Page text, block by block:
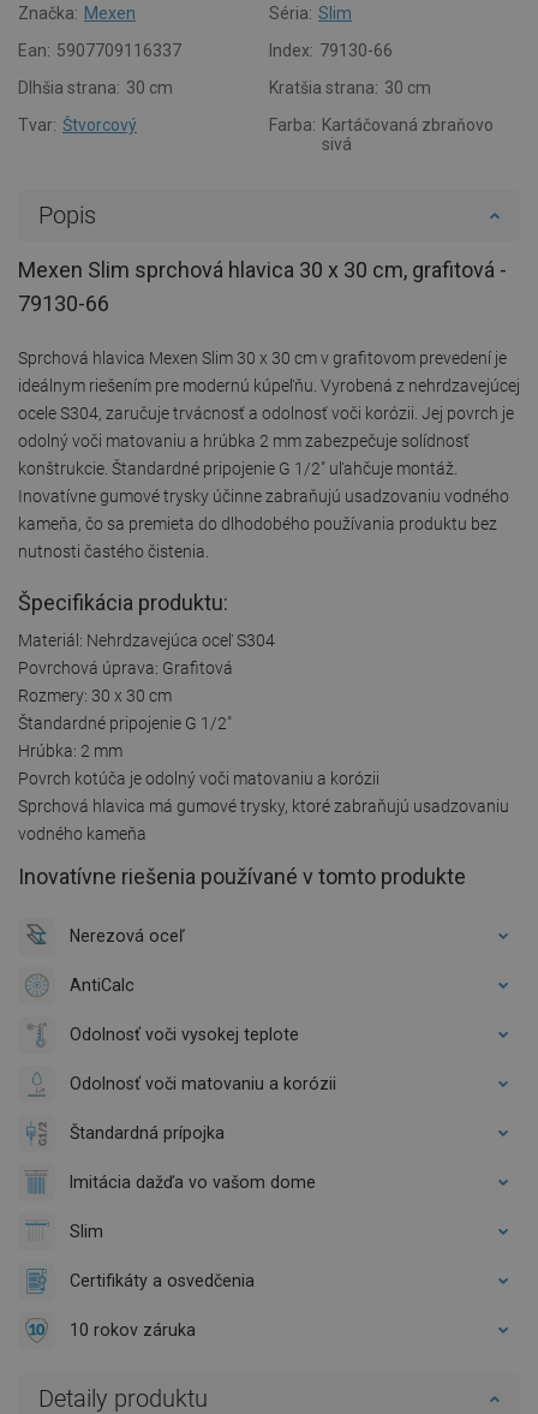
Značka: Mexen Séria: Slim
Ean: 5907709116337 Index: 79130-66
Dlhšia strana: 30 cm Kratšia strana: 30 cm
Tvar: Štvorcový Farba: Kartáčovaná zbraňovo
sivá
Popis
Mexen Slim sprchová hlavica 30 x 30 cm, grafitová -
79130-66
Sprchová hlavica Mexen Slim 30 x 30 cm v grafitovom prevedení je
ideálnym riešením pre modernú kúpeľňu. Vyrobená z nehrdzavejúcej
ocele S304, zaručuje trvácnosť a odolnosť voči korózii. Jej povrch je
odolný voči matovaniu a hrúbka 2 mm zabezpečuje solídnosť
konštrukcie. Štandardné pripojenie G 1/2" uľahčuje montáž.
Inovatívne gumové trysky účinne zabraňujú usadzovaniu vodného
kameňa, čo sa premieta do dlhodobého používania produktu bez
nutnosti častého čistenia.
Špecifikácia produktu:
Materiál: Nehrdzavejúca oceľ S304
Povrchová úprava: Grafitová
Rozmery: 30 x 30 cm
Štandardné pripojenie G 1/2"
Hrúbka: 2 mm
Povrch kotúča je odolný voči matovaniu a korózii
Sprchová hlavica má gumové trysky, ktoré zabraňujú usadzovaniu
vodného kameňa
Inovatívne riešenia používané v tomto produkte
Nerezová oceľ
AntiCalc
Odolnosť voči vysokej teplote
Odolnosť voči matovaniu a korózii
Štandardná prípojka
Imitácia dažďa vo vašom dome
Slim
Certifikáty a osvedčenia
10 rokov záruka
Detaily produktu